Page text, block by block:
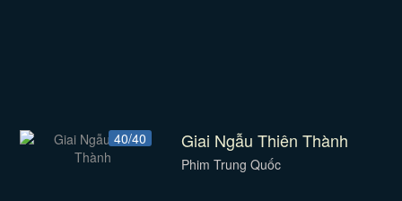
40/40 Giai Ngẫu Thiên Thành
Phim Trung Quốc